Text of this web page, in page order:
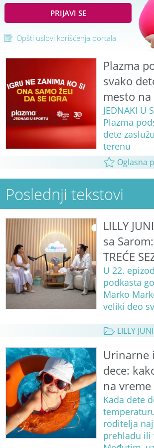
PRIJAVI SE
Opšti uslovi korišćenja portala
Plazma
svako
mesto
JEDNAKI U
Plazma
dete
terenu
Oglasna
Poslednji tekstovi
LILLY
sa
TREĆE
U 22.
podkasta
Marko
veliki deo
LILLY
Urinarne
dece:
na vreme
Kada dete
roditelja
prehladu ili